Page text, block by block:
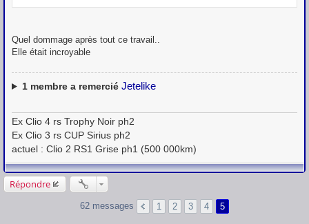
Quel dommage après tout ce travail..
Elle était incroyable
1membre a remercié Jetelike
Ex Clio 4 rs Trophy Noir ph2
Ex Clio 3 rs CUP Sirius ph2
actuel : Clio 2 RS1 Grise ph1 (500 000km)
Répondre
62 messages 1 2 3 4 5